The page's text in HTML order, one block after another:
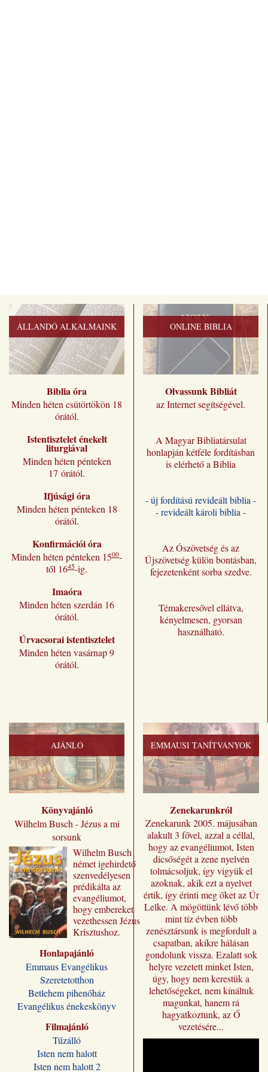
ÁLLANDÓ ALKALMAINK
Biblia óra
Minden héten csütörtökön 18
órától.
Istentisztelet énekelt
liturgiával
Minden héten pénteken
17 órától.
Ifjúsági óra
Minden héten pénteken 18
órától.
Konfirmációi óra
Minden héten pénteken 1500-
től 1645-ig.
Imaóra
Minden héten szerdán 16
órától.
Úrvacsorai istentisztelet
Minden héten vasárnap 9
órától.
ONLINE BIBLIA
Olvassunk Bibliát
az Internet segítségével.
A Magyar Bibliatársulat
honlapján kétféle fordításban
is elérhető a Biblia
- új fordítású revideált biblia -
- revideált károli biblia -
Az Ószövetség és az
Újszövetség külön bontásban,
fejezetenként sorba szedve.
Témakeresővel ellátva,
kényelmesen, gyorsan
használható.
AJÁNLÓ
Könyvajánló
Wilhelm Busch - Jézus a mi
sorsunk
Wilhelm ​Busch
német igehirdető
szenvedélyesen
prédikálta az
evangéliumot,
hogy embereket
vezethessen Jézus
Krisztushoz.
„Jézus a mi
sorsunk” címmel
jutnak el a magyar
olvasóhoz, a
fordításban is
megőrizve eredeti
formájukat,
stílusukat.
Kívánjuk, hogy
Wilhelm Busch
előadássorozata
Honlapajánló
Emmaus Evangélikus
Szeretetotthon
Betlehem pihenőház
Evangélikus énekeskönyv
Filmajánló
Tűzálló
Isten nem halott
Isten nem halott 2
EMMAUSI TANÍTVÁNYOK
Zenekarunkról
Zenekarunk 2005. májusában
alakult 3 fővel, azzal a céllal,
hogy az evangéliumot, Isten
dicsőségét a zene nyelvén
tolmácsoljuk, így vigyük el
azoknak, akik ezt a nyelvet
értik, így érinti meg őket az Úr
Lelke. A mögöttünk lévő több
mint tíz évben több
zenésztársunk is megfordult a
csapatban, akikre hálásan
gondolunk vissza. Ezalatt sok
helyre vezetett minket Isten,
úgy, hogy nem kerestük a
lehetőségeket, nem kínáltuk
magunkat, hanem rá
hagyatkoztunk, az Ő
vezetésére...